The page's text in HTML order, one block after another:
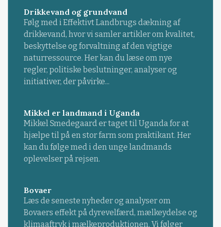
Drikkevand og grundvand
Følg med i Effektivt Landbrugs dækning af
drikkevand, hvor vi samler artikler om kvalitet,
beskyttelse og forvaltning af den vigtige
naturressource. Her kan du læse om nye
regler, politiske beslutninger, analyser og
initiativer, der påvirke...
Mikkel er landmand i Uganda
Mikkel Smedegaard er taget til Uganda for at
hjælpe til på en stor farm som praktikant. Her
kan du følge med i den unge landmands
oplevelser på rejsen.
Bovaer
Læs de seneste nyheder og analyser om
Bovaers effekt på dyrevelfærd, mælkeydelse og
klimaaftryk i mælkeproduktionen. Vi følger